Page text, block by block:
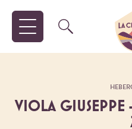
VIOLA GIUSEPPE